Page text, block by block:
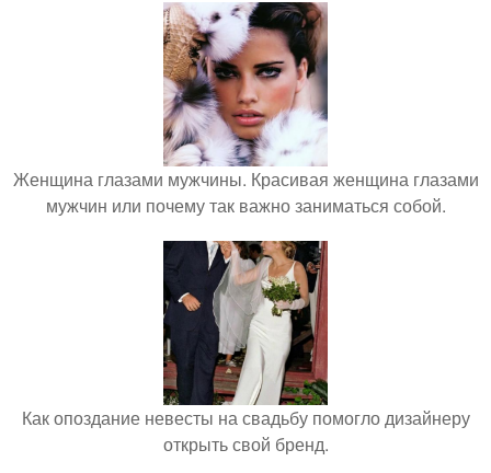
Женщина глазами мужчины. Красивая женщина глазами
мужчин или почему так важно заниматься собой.
Как опоздание невесты на свадьбу помогло дизайнеру
открыть свой бренд.